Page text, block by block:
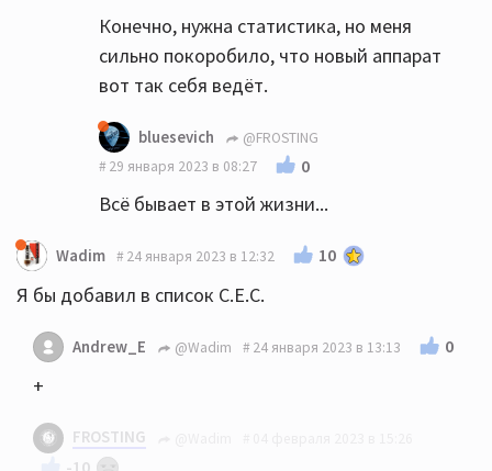
Конечно, нужна статистика, но меня
сильно покоробило, что новый аппарат
вот так себя ведёт.
bluesevich
@FROSTING
29 января 2023 в 08:27
0
Всё бывает в этой жизни...
Wadim 24 января 2023 в 12:32 10
Я бы добавил в список C.E.C.
Andrew_E @Wadim 24 января 2023 в 13:13 0
+
FROSTING
-10